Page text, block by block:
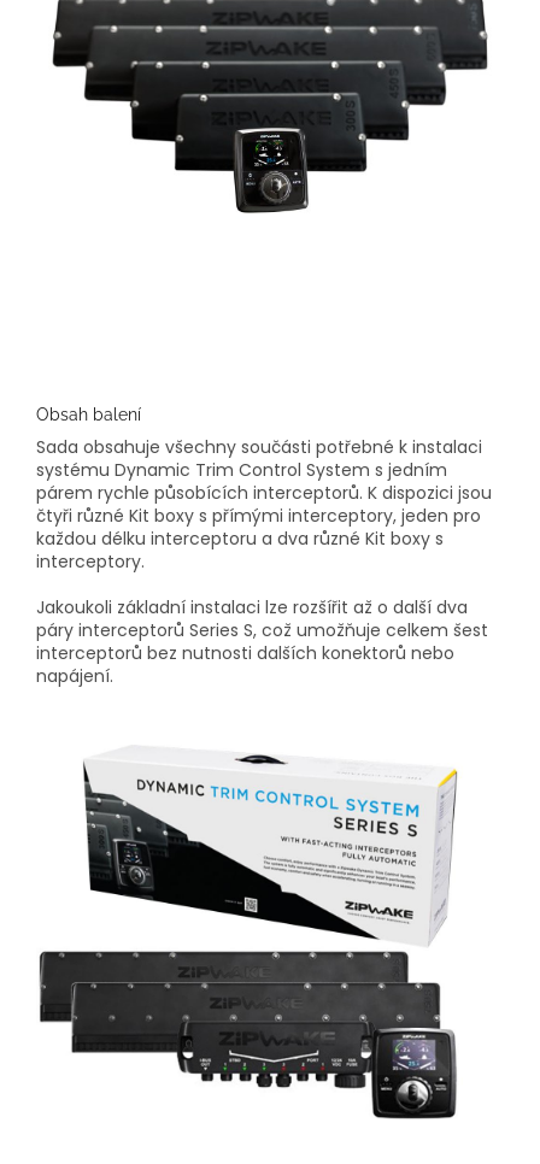
Obsah balení
Sada obsahuje všechny součásti potřebné k instalaci
systému Dynamic Trim Control System s jedním
párem rychle působících interceptorů. K dispozici jsou
čtyři různé Kit boxy s přímými interceptory, jeden pro
každou délku interceptoru a dva různé Kit boxy s
interceptory.
Jakoukoli základní instalaci lze rozšířit až o další dva
páry interceptorů Series S, což umožňuje celkem šest
interceptorů bez nutnosti dalších konektorů nebo
napájení.